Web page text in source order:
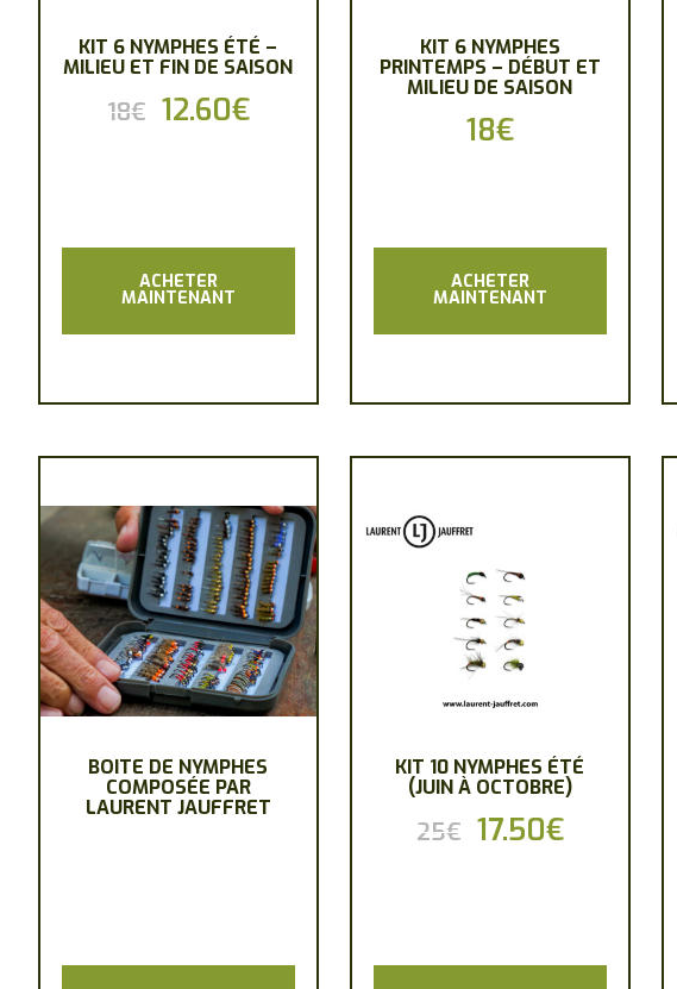
KIT 6 NYMPHES ÉTÉ –
MILIEU ET FIN DE SAISON
18€ Le
12.60€Le
ACHETER
MAINTENANT
KIT 6 NYMPHES
PRINTEMPS – DÉBUT ET
MILIEU DE SAISON
18€
ACHETER
MAINTENANT
BOITE DE NYMPHES
COMPOSÉE PAR
LAURENT JAUFFRET
KIT 10 NYMPHES ÉTÉ
(JUIN À OCTOBRE)
25€ Le
17.50€Le